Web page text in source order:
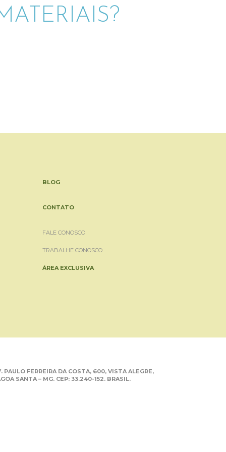
BLOG
CONTATO
FALE CONOSCO
TRABALHE CONOSCO
ÁREA EXCLUSIVA
PAULO FERREIRA DA COSTA, 600, VISTA ALEGRE,
SANTA – MG. CEP: 33.240-152. BRASIL.